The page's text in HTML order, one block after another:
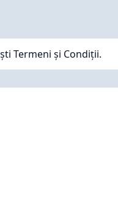
Termeni și Condiții.